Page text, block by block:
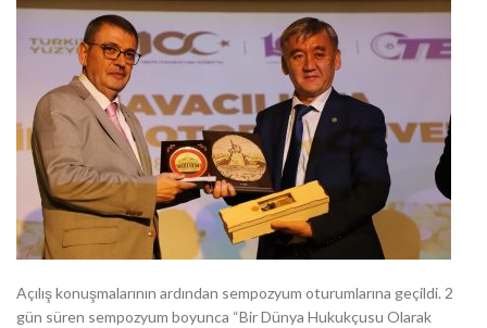
Açılış konuşmalarının ardından sempozyum oturumlarına geçildi. 2
gün süren sempozyum boyunca “Bir Dünya Hukukçusu Olarak